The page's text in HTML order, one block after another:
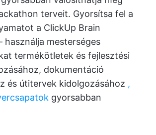
terveit. Gyorsítsa fel a
a ClickUp Brain
használja mesterséges
termékötletek és fejlesztési
dokumentáció
és útitervek kidolgozásához ,
gyorsabban